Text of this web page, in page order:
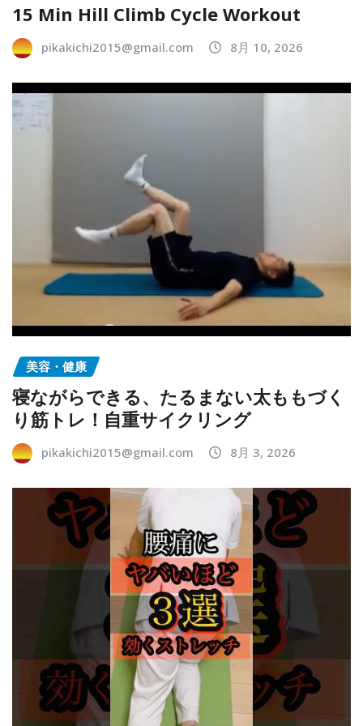
15 Min Hill Climb Cycle Workout
pikakichi2015@gmail.com 8月 10, 2026
美容・健康
寝ながらできる、たるまない太ももづく
り筋トレ！自重サイクリング
pikakichi2015@gmail.com 8月 3, 2026